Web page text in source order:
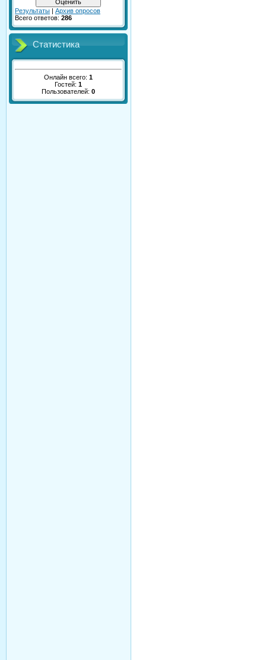
Результаты | Архив опросов
Всего ответов: 286
Статистика
Онлайн всего: 1
Гостей: 1
Пользователей: 0